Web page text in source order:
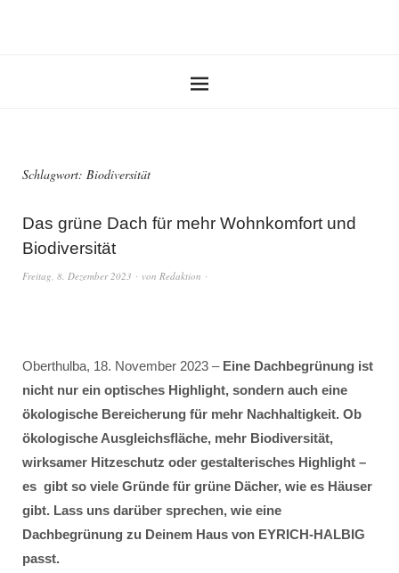
Schlagwort: Biodiversität
Das grüne Dach für mehr Wohnkomfort und
Biodiversität
Freitag, 8. Dezember 2023 von Redaktion
Oberthulba, 18. November 2023 – Eine Dachbegrünung ist
nicht nur ein optisches Highlight, sondern auch eine
ökologische Bereicherung für mehr Nachhaltigkeit. Ob
ökologische Ausgleichsfläche, mehr Biodiversität,
wirksamer Hitzeschutz oder gestalterisches Highlight –
es gibt so viele Gründe für grüne Dächer, wie es Häuser
gibt. Lass uns darüber sprechen, wie eine
Dachbegrünung zu Deinem Haus von EYRICH-HALBIG
passt.